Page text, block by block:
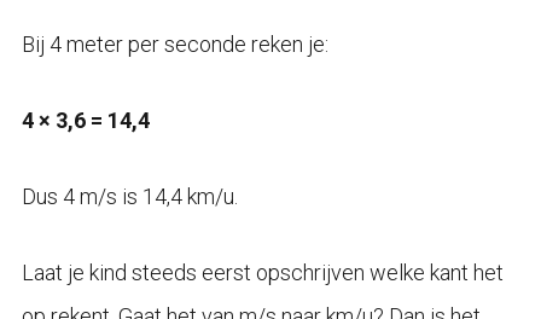
Bij 4 meter per seconde reken je:
4 × 3,6 = 14,4
Dus 4 m/s is 14,4 km/u.
Laat je kind steeds eerst opschrijven welke kant het